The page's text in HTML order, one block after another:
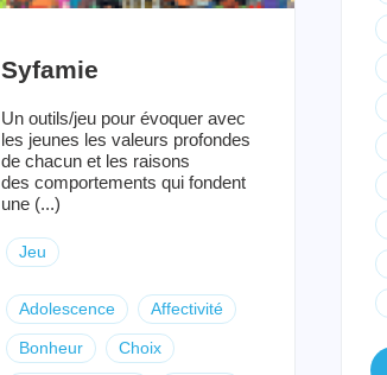
Syfamie
Un outils/jeu pour évoquer avec
les jeunes les valeurs profondes
de chacun et les raisons
des comportements qui fondent
une (...)
Jeu
Adolescence Affectivité
Bonheur Choix